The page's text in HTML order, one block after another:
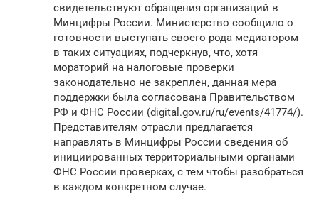
свидетельствуют обращения организаций в
Минцифры России. Министерство сообщило о
готовности выступать своего рода медиатором
в таких ситуациях, подчеркнув, что, хотя
мораторий на налоговые проверки
законодательно не закреплен, данная мера
поддержки была согласована Правительством
РФ и ФНС России (digital.gov.ru/ru/events/41774/).
Представителям отрасли предлагается
направлять в Минцифры России сведения об
инициированных территориальными органами
ФНС России проверках, с тем чтобы разобраться
в каждом конкретном случае.